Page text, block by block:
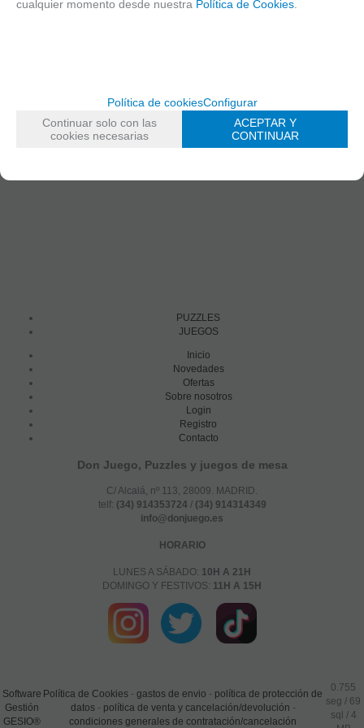
Solicitar más info
Recomendar
PUZZLES
JUEGOS
Inicio
Novedades
Ofertas
Sobre nosotros
Login
Registro
Contacto
Don Juego, Puzzles y juegos de mesa
C/ Alcalá, nº 113, 28009. MADRID.
telf: (34) 914353724/ (34) 914314349
info@donjuego.es
HORARIO
LUNES A SÁBADO: 10H A 21H
DOMINGO Y FESTIVOS: 11H A 15H
Software
Gestión
GESIO®
Política de Cookies - gastos de envio - política de protección de
datos- política de venta y cancelación/devolución -
condiciones generales de contratación/cancelación
0.755
seg / 69
sql / 4
cualquier momento desde nuestra Política de Cookies
Política de cookiesConfigurar
Continuar solo con las
cookies necesarias
ACEPTAR Y
CONTINUAR